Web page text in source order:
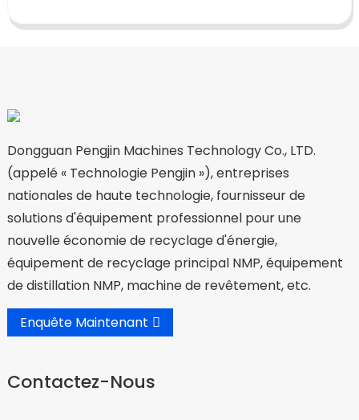
Dongguan Pengjin Machines Technology Co., LTD.
(appelé « Technologie Pengjin »), entreprises
nationales de haute technologie, fournisseur de
solutions d'équipement professionnel pour une
nouvelle économie de recyclage d'énergie,
équipement de recyclage principal NMP, équipement
de distillation NMP, machine de revêtement, etc.
Enquête Maintenant
Contactez-Nous